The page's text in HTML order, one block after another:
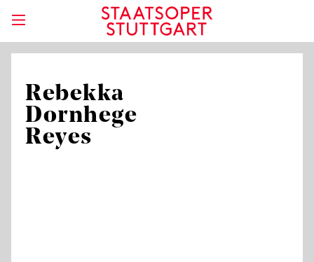
Rebekka
Dornhege
Reyes